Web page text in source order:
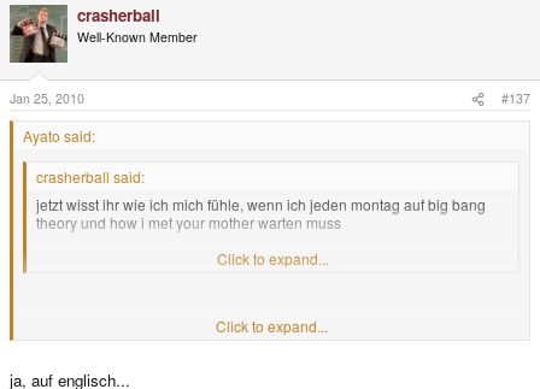
crasherball
Well-Known Member
Jan 25, 2010 #137
Ayato said:
crasherball said:
jetzt wisst ihr wie ich mich fühle, wenn ich jeden montag auf big bang
theory und how i met your mother warten muss
Click to expand...
Ich gebe zu es hat überhaupt nix mit dem Tread zutuhen aber als Fan von
den beiden Serien muss ich fragen guckst du die immer auf Englisch auf ein
Click to expand...
ja, auf englisch...